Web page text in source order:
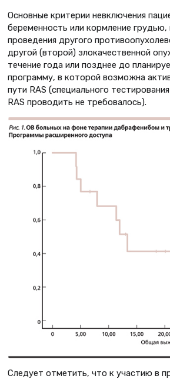
Основные критерии невключения
беременность или кормление
проведения другого
другой (второй) злокачественной
течение года или позднее до
программу, в которой возможна
пути RAS (специального
RAS проводить не требовалось).
Следует отметить, что к участию в